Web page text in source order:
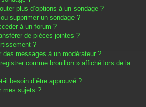
plus d’options à un sondage ?
supprimer un sondage ?
à un forum ?
de pièces jointes ?
?
des messages à un modérateur ?
comme brouillon » affiché lors de la
il besoin d’être approuvé ?
mes sujets ?